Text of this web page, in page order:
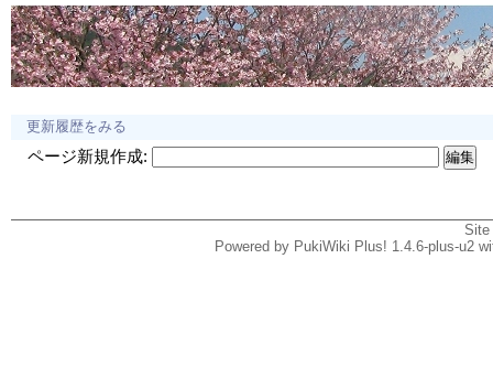
更新履歴をみる
ページ新規作成:
Powered by PukiWiki Plus! 1.4.6-plus-u2